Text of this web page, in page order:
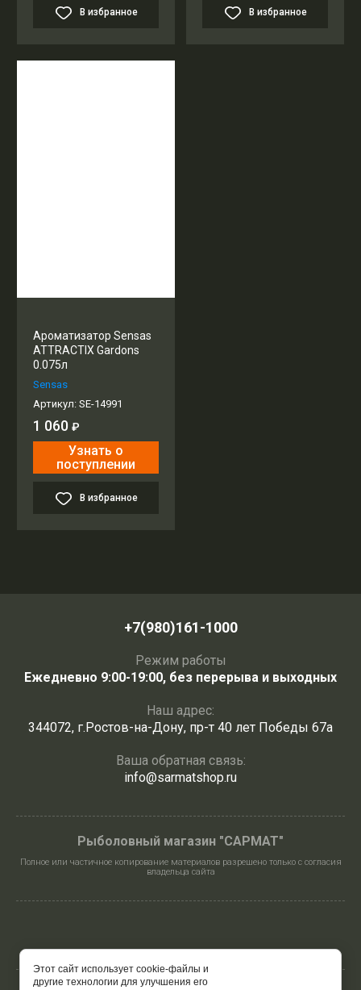
В избранное В избранное
Ароматизатор Sensas
ATTRACTIX Gardons
0.075л
Sensas
Артикул: SE-14991
1 060 ₽
Узнать о
поступлении
В избранное
+7(980)161-1000
Режим работы
Ежедневно 9:00-19:00, без перерыва и выходных
Наш адрес:
344072, г.Ростов-на-Дону, пр-т 40 лет Победы 67а
Ваша обратная связь:
info@sarmatshop.ru
Рыболовный магазин "САРМАТ"
Полное или частичное копирование материалов разрешено только с согласия
владельца сайта
Этот сайт использует cookie-файлы и
другие технологии для улучшения его